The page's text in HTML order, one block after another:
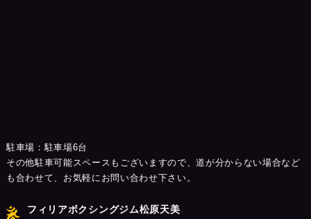
駐車場：駐車場6台
その他駐車可能スペースもございますので、道が分からない場合など
も合わせて、お気軽にお問い合わせ下さい。
フィリアボクシングジム松原天美